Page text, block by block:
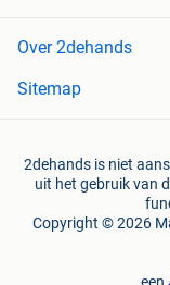
Over 2dehands
Sitemap
2dehands is niet
uit het gebruik van
Copyright © 2026